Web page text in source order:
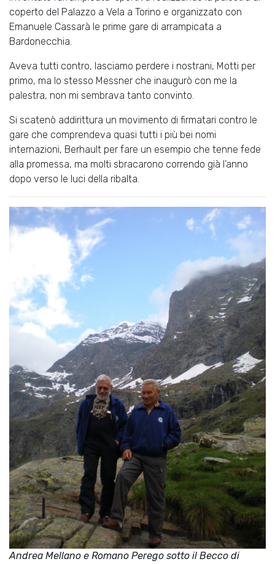
coperto del Palazzo a Vela a Torino e organizzato con
Emanuele Cassarà le prime gare di arrampicata a
Bardonecchia.
Aveva tutti contro, lasciamo perdere i nostrani, Motti per
primo, ma lo stesso Messner che inaugurò con me la
palestra, non mi sembrava tanto convinto.
Si scatenò addirittura un movimento di firmatari contro le
gare che comprendeva quasi tutti i più bei nomi
internazioni, Berhault per fare un esempio che tenne fede
alla promessa, ma molti sbracarono correndo già l’anno
dopo verso le luci della ribalta.
Andrea Mellano e Romano Perego sotto il Becco di